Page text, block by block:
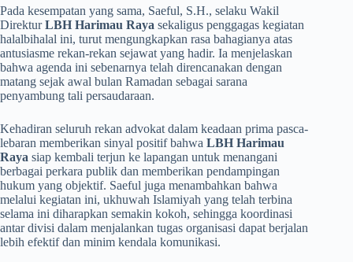
​Pada kesempatan yang sama, Saeful, S.H., selaku Wakil
DirekturLBH Harimau Raya sekaligus penggagas kegiatan
halalbihalal ini, turut mengungkapkan rasa bahagianya atas
antusiasme rekan-rekan sejawat yang hadir. Ia menjelaskan
bahwa agenda ini sebenarnya telah direncanakan dengan
matang sejak awal bulan Ramadan sebagai sarana
penyambung tali persaudaraan.
Kehadiran seluruh rekan advokat dalam keadaan prima pasca-
lebaran memberikan sinyal positif bahwa LBH Harimau
Raya siap kembali terjun ke lapangan untuk menangani
berbagai perkara publik dan memberikan pendampingan
hukum yang objektif. Saeful juga menambahkan bahwa
melalui kegiatan ini, ukhuwah Islamiyah yang telah terbina
selama ini diharapkan semakin kokoh, sehingga koordinasi
antar divisi dalam menjalankan tugas organisasi dapat berjalan
lebih efektif dan minim kendala komunikasi.